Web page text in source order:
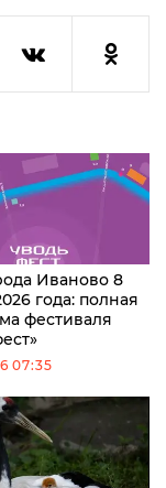
Иваново 8
года: полная
фестиваля
07:35